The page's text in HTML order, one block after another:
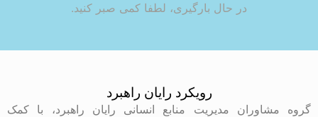
در حال بارگیری، لطفا کمی صبر کنید.
رویکرد رایان راهبرد
گروه مشاوران مدیریت منابع انسانی رایان راهبرد، با کمک